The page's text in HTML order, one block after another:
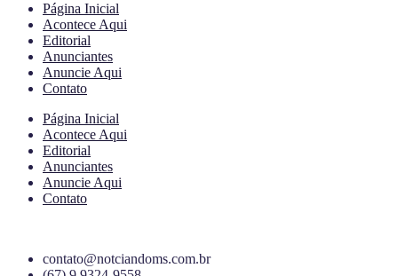
Página Inicial
Acontece Aqui
Editorial
Anunciantes
Anuncie Aqui
Contato
Página Inicial
Acontece Aqui
Editorial
Anunciantes
Anuncie Aqui
Contato
contato@notciandoms.com.br